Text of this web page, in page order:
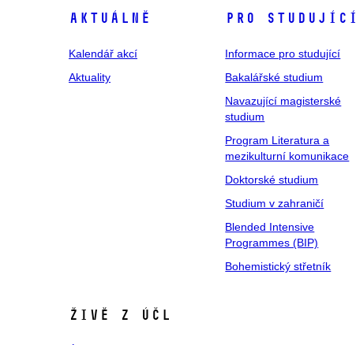
Aktuálně
Kalendář akcí
Aktuality
Pro studující
Informace pro studující
Bakalářské studium
Navazující magisterské
studium
Program Literatura a
mezikulturní komunikace
Doktorské studium
Studium v zahraničí
Blended Intensive
Programmes (BIP)
Bohemistický střetník
Živě z ÚČL